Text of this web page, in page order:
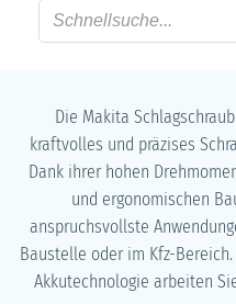
Die Makita
kraftvolles und präzises
Dank ihrer hohen
und ergonomischen
anspruchsvollste
Baustelle oder im Kfz-
Akkutechnologie arbeiten